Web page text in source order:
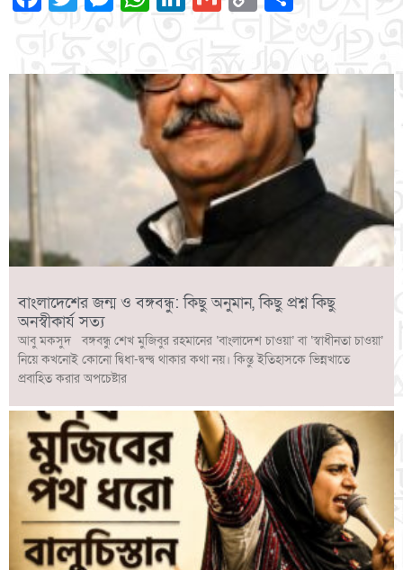
বাংলাদেশের জন্ম ও বঙ্গবন্ধু: কিছু অনুমান, কিছু প্রশ্ন কিছু
অনস্বীকার্য সত্য
আবু মকসুদ বঙ্গবন্ধু শেখ মুজিবুর রহমানের ‘বাংলাদেশ চাওয়া’ বা ‘স্বাধীনতা চাওয়া’
নিয়ে কখনোই কোনো দ্বিধা-দ্বন্দ্ব থাকার কথা নয়। কিন্তু ইতিহাসকে ভিন্নখাতে
প্রবাহিত করার অপচেষ্টার